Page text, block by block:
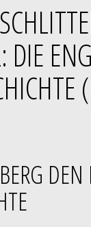
DIE